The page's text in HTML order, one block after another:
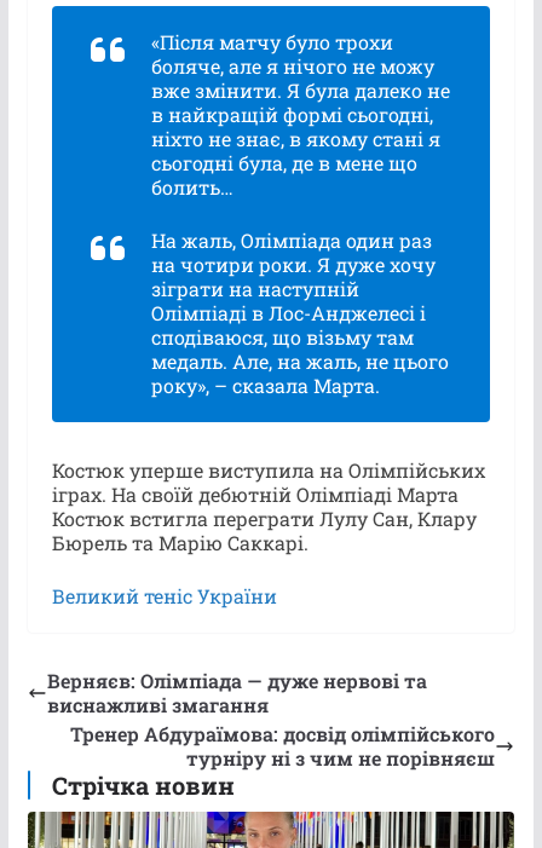
«Після матчу було трохи
боляче, але я нічого не можу
вже змінити. Я була далеко не
в найкращій формі сьогодні,
ніхто не знає, в якому стані я
сьогодні була, де в мене що
болить…
На жаль, Олімпіада один раз
на чотири роки. Я дуже хочу
зіграти на наступній
Олімпіаді в Лос-Анджелесі і
сподіваюся, що візьму там
медаль. Але, на жаль, не цього
року», – сказала Марта.
Костюк уперше виступила на Олімпійських
іграх. На своїй дебютній Олімпіаді Марта
Костюк встигла переграти Лулу Сан, Клару
Бюрель та Марію Саккарі.
Великий теніс України
Верняєв: Олімпіада — дуже нервові та
виснажливі змагання
Тренер Абдураїмова: досвід олімпійського
турніру ні з чим не порівняєш
Стрічка новин